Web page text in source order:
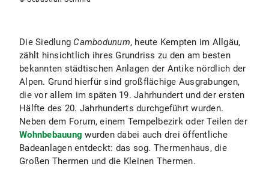
Die Siedlung Cambodunum, heute Kempten im Allgäu,
zählt hinsichtlich ihres Grundriss zu den am besten
bekannten städtischen Anlagen der Antike nördlich der
Alpen. Grund hierfür sind großflächige Ausgrabungen,
die vor allem im späten 19. Jahrhundert und der ersten
Hälfte des 20. Jahrhunderts durchgeführt wurden.
Neben dem Forum, einem Tempelbezirk oder Teilen der
Wohnbebauung wurden dabei auch drei öffentliche
Badeanlagen entdeckt: das sog. Thermenhaus, die
Großen Thermen und die Kleinen Thermen.